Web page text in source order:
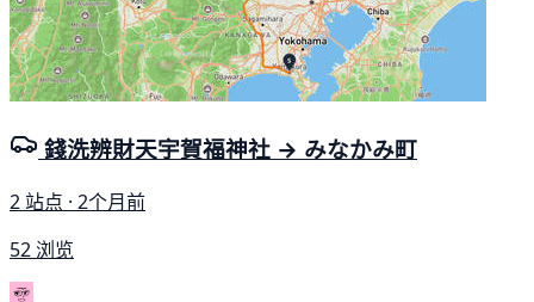
錢洗辨財天宇賀福神社 → みなかみ町
2 站点 · 2个月前
52 浏览